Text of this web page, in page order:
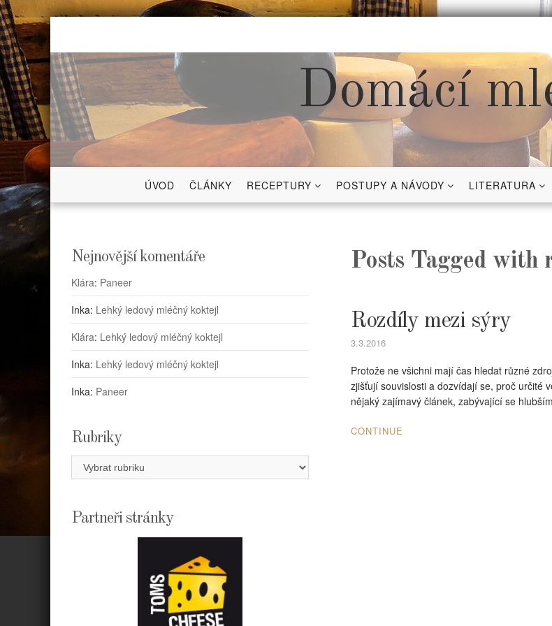
Skip
content
Domácí
ÚVOD ČLÁNKY RECEPTURY POSTUPY A NÁVODY LITERATURA
Posts Tagged with
Rozdíly mezi sýry
3.3.2016
Protože ne všichni mají čas hledat různé
zjišťují souvislosti a dozvídají se, proč určité
nějaký zajímavý článek, zabývající se
CONTINUE
Nejnovější komentáře
Klára: Paneer
Inka: Lehký ledový mléčný koktejl
Klára: Lehký ledový mléčný koktejl
Inka: Lehký ledový mléčný koktejl
Inka: Paneer
Rubriky
Rubriky
Partneři stránky